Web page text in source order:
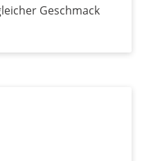
Geschmack